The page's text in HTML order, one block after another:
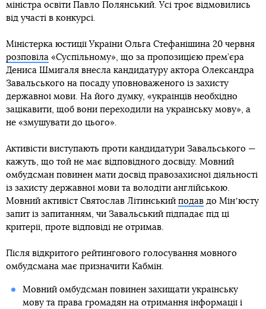
міністра освіти Павло Полянський. Усі троє відмовились
від участі в конкурсі.
Міністерка юстиції України Ольга Стефанішина 20 червня
розповіла «Суспільному», що за пропозицією прем’єра
Дениса Шмигаля внесла кандидатуру актора Олександра
Завальського на посаду уповноваженого із захисту
державної мови. На його думку, «українців необхідно
зацікавити, щоб вони переходили на українську мову», а
не «змушувати до цього».
Активісти виступають проти кандидатури Завальського —
кажуть, що той не має відповідного досвіду. Мовний
омбудсман повинен мати досвід правозахисної діяльності
із захисту державної мови та володіти англійською.
Мовний активіст Святослав Літинський подав до Мінʼюсту
запит із запитанням, чи Завальський підпадає під ці
критерії, проте відповіді не отримав.
Після відкритого рейтингового голосування мовного
омбудсмана має призначити Кабмін.
Мовний омбудсман повинен захищати українську
мову та права громадян на отримання інформації і